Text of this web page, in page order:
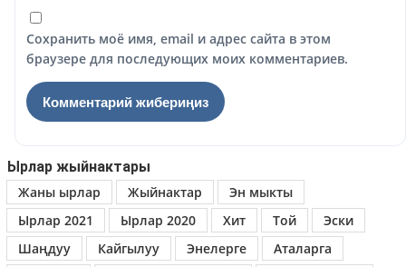
Сохранить моё имя, email и адрес сайта в этом
браузере для последующих моих комментариев.
Ырлар жыйнактары
Жаны ырлар
Жыйнактар
Эн мыкты
Ырлар 2021
Ырлар 2020 Хит Той
Эски
Шаңдуу
Кайгылуу Энелерге Аталарга